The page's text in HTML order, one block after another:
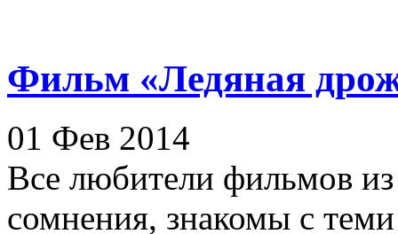
Фильм «Ледяная
01 Фев 2014
Все любители фильмов из
сомнения, знакомы с